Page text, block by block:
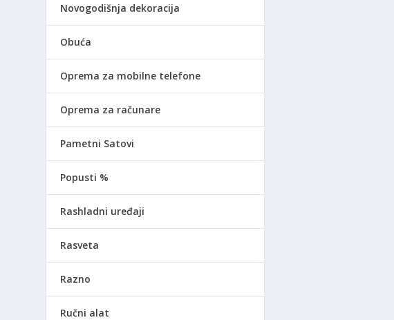
Novogodišnja dekoracija
Obuća
Oprema za mobilne telefone
Oprema za računare
Pametni Satovi
Popusti %
Rashladni uređaji
Rasveta
Razno
Ručni alat